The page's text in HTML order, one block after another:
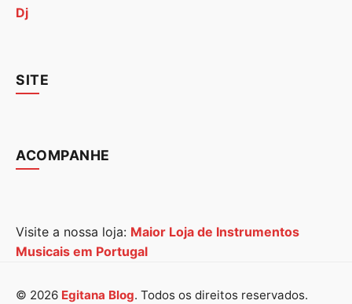
Dj
SITE
ACOMPANHE
Visite a nossa loja: Maior Loja de Instrumentos
Musicais em Portugal
© 2026 Egitana Blog. Todos os direitos reservados.